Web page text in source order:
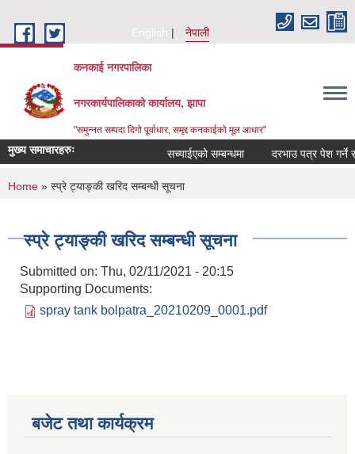
English
नेपाली
कनकाई नगरपालिका
नगरकार्यपालिकाको कार्यालय, झापा
"समुन्नत सम्पदा दिगो पूर्वाधार, समृद्द कनकाईको मूल आधार"
मुख्य समाचारहरुः सच्याईएको सम्बन्धमा दरभाउ पत्र पेश गर्ने सूचना
You are here
Home » स्प्रे ट्याङ्की खरिद सम्बन्धी सूचना
स्प्रे ट्याङ्की खरिद सम्बन्धी सूचना
Submitted on: Thu, 02/11/2021 - 20:15
Supporting Documents:
spray tank bolpatra_20210209_0001.pdf
बजेट तथा कार्यक्रम